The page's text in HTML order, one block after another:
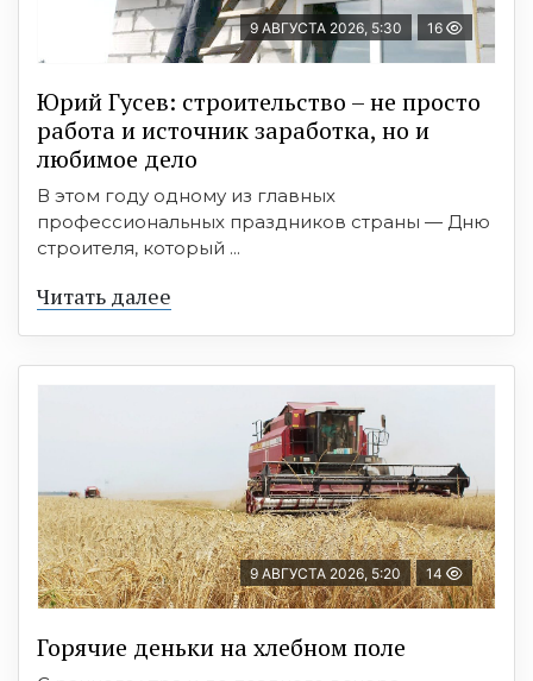
9 АВГУСТА 2026, 5:30 16
Юрий Гусев: строительство – не просто
работа и источник заработка, но и
любимое дело
В этом году одному из главных
профессиональных праздников страны — Дню
строителя, который ...
Читать далее
9 АВГУСТА 2026, 5:20 14
Горячие деньки на хлебном поле